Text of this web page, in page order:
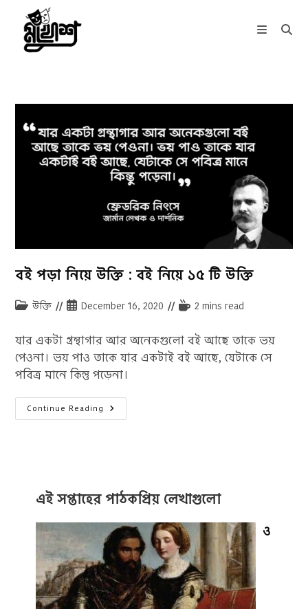
content
বই পড়া নিয়ে উক্তি : বই নিয়ে ১৫ টি উক্তি
Postউক্তি
PostDecember 16, 2020
Reading2 mins read
যার একটা গ্রন্থাগার আর অনেকগুলো বই আছে তাকে ভয়
পেওনা। ভয় পাও তাকে যার একটাই বই আছে, যেটাকে সে
পবিত্র মানে কিন্তু পড়েনা।
Continue Reading বই
পড়া
উক্তি
এই সপ্তাহের পাঠকপ্রিয় লেখাগুলো
ও